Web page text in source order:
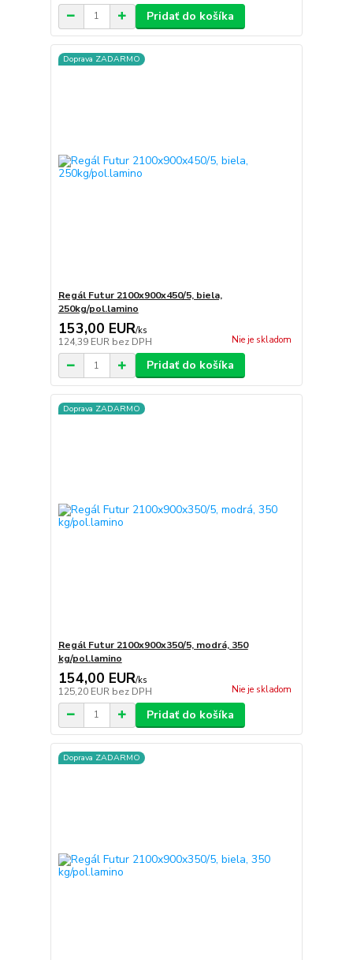
Pridať do košíka
Doprava ZADARMO
Regál Futur 2100x900x450/5, biela,
250kg/pol.lamino
153,00 EUR/ks
124,39 EUR bez DPH Nie je skladom
Pridať do košíka
Doprava ZADARMO
Regál Futur 2100x900x350/5, modrá, 350
kg/pol.lamino
154,00 EUR/ks
125,20 EUR bez DPH Nie je skladom
Pridať do košíka
Doprava ZADARMO